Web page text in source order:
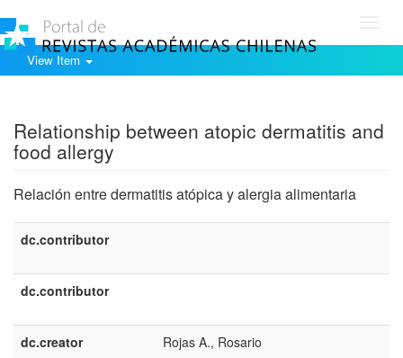
View Item
Relationship between atopic dermatitis and
food allergy
Relación entre dermatitis atópica y alergia alimentaria
dc.contributor
dc.contributor
dc.creator
Rojas A., Rosario